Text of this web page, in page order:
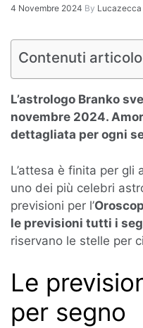
4 Novembre 2024 By Lucazecca
Contenuti articolo
L’astrologo Branko
novembre 2024.
dettagliata per ogni
L’attesa è finita per gli
uno dei più celebri
previsioni per l’
le previsioni tutti i
riservano le stelle per
Le
per segno